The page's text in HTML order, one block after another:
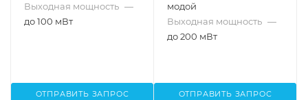
Выходная мощность —
до 100 мВт
ОТПРАВИТЬ ЗАПРОС
модой
Выходная мощность —
до 200 мВт
ОТПРАВИТЬ ЗАПРОС